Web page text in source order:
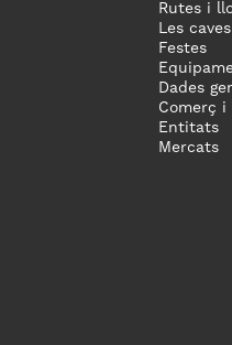
Rutes i
Les caves
Festes
Dades
Comerç i
Entitats
Mercats